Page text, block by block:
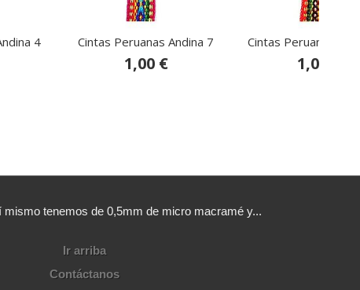
4 Cintas Peruanas Andina 7
1,00 €
Cintas Peruanas
1,00 €
tenemos de 0,5mm de micro macramé y...
Ir arriba
Contáctanos